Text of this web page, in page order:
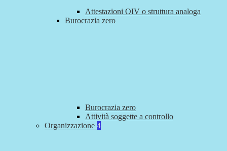
Attestazioni OIV o struttura analoga
Burocrazia zero
Burocrazia zero
Attività soggette a controllo
Organizzazione 4